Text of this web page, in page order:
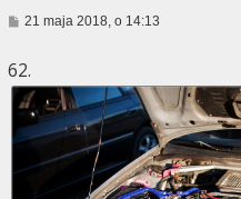
P
t
21 maja 2018, o 14:13
62.